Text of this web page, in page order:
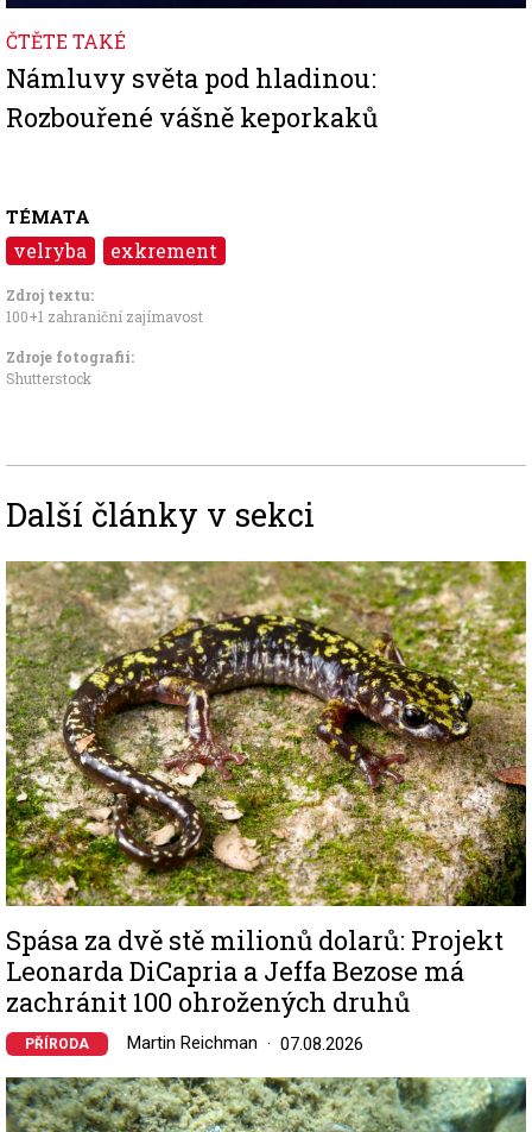
ČTĚTE TAKÉ
Námluvy světa pod hladinou:
Rozbouřené vášně keporkaků
TÉMATA
velryba exkrement
Zdroj textu:
100+1 zahraniční zajímavost
Zdroje fotografii:
Shutterstock
Další články v sekci
Image
Spása za dvě stě milionů dolarů: Projekt
Leonarda DiCapria a Jeffa Bezose má
zachránit 100 ohrožených druhů
PŘÍRODA Martin Reichman 07.08.2026
Image